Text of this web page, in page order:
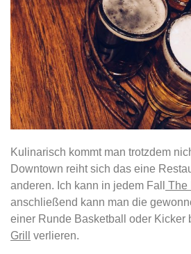
Kulinarisch kommt man trotzdem
Downtown reiht sich das eine
anderen. Ich kann in jedem Fall
The
anschließend kann man die
einer Runde Basketball oder Kicker
Grill
verlieren.